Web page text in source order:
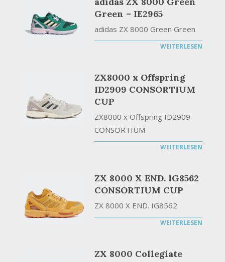
Green – IE2965
adidas ZX 8000 Green Green
WEITERLESEN
ZX8000 x Offspring
ID2909 CONSORTIUM
CUP
ZX8000 x Offspring ID2909
CONSORTIUM
WEITERLESEN
ZX 8000 X END. IG8562
CONSORTIUM CUP
ZX 8000 X END. IG8562
WEITERLESEN
ZX 8000 Collegiate